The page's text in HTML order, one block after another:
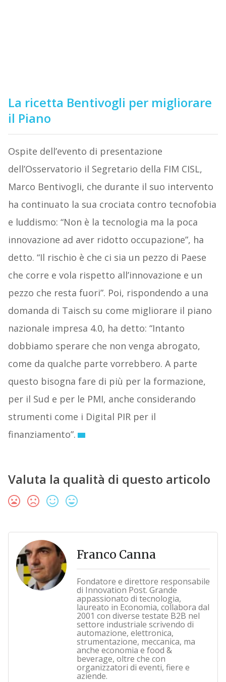
La ricetta Bentivogli per migliorare
il Piano
Ospite dell’evento di presentazione
dell’Osservatorio il Segretario della FIM CISL,
Marco Bentivogli, che durante il suo intervento
ha continuato la sua crociata contro tecnofobia
e luddismo: “Non è la tecnologia ma la poca
innovazione ad aver ridotto occupazione”, ha
detto. “Il rischio è che ci sia un pezzo di Paese
che corre e vola rispetto all’innovazione e un
pezzo che resta fuori”. Poi, rispondendo a una
domanda di Taisch su come migliorare il piano
nazionale impresa 4.0, ha detto: “Intanto
dobbiamo sperare che non venga abrogato,
come da qualche parte vorrebbero. A parte
questo bisogna fare di più per la formazione,
per il Sud e per le PMI, anche considerando
strumenti come i Digital PIR per il
finanziamento”.
Valuta la qualità di questo articolo
Franco Canna
Fondatore e direttore responsabile
di Innovation Post. Grande
appassionato di tecnologia,
laureato in Economia, collabora dal
2001 con diverse testate B2B nel
settore industriale scrivendo di
automazione, elettronica,
strumentazione, meccanica, ma
anche economia e food &
beverage, oltre che con
organizzatori di eventi, fiere e
aziende.